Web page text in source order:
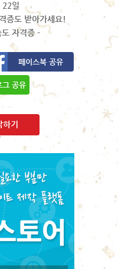
22일
증도 받아가세요!
자격증 -
페이스북 공유
그 공유
기